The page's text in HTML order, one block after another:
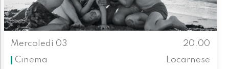
Mercoledì 03
20.00
Cinema
Locarnese